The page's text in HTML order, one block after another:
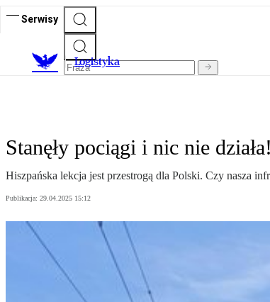
Serwisy
Logistyka
Stanęły pociągi i nic nie działa!
Hiszpańska lekcja jest przestrogą dla Polski. Czy nasza
Publikacja: 29.04.2025 15:12